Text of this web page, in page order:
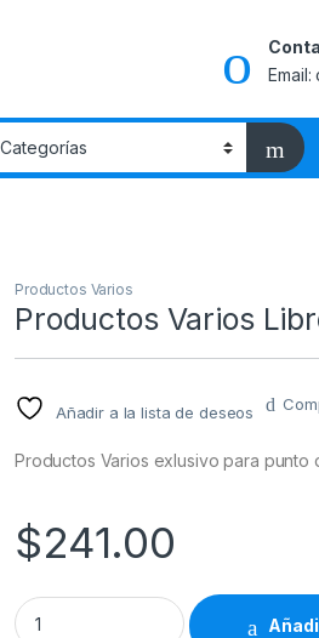
Productos Varios
Productos Varios
Añadir a la lista de deseos
Productos Varios exlusivo para punto
$241.00
Productos Varios Librería Hosanna